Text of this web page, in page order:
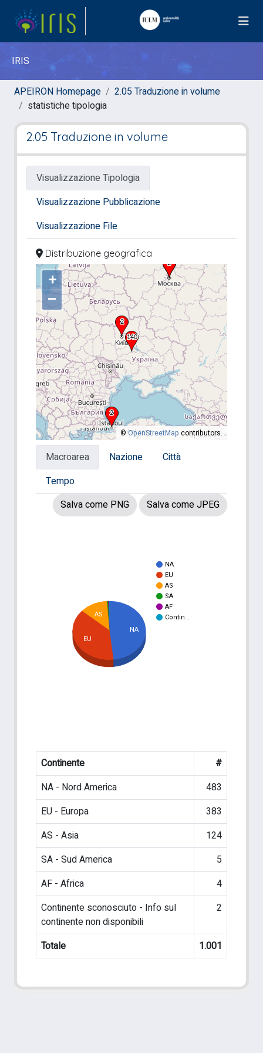
IRIS
APEIRON Homepage
2.05 Traduzione in volume
statistiche tipologia
2.05 Traduzione in volume
Visualizzazione Tipologia
Visualizzazione Pubblicazione
Visualizzazione File
Distribuzione geografica
+
–
©OpenStreetMap contributors.
Macroarea Nazione
Città
Tempo
Salva come PNG
Salva come JPEG
NA
EU
AS
SA
AF
Contin…
NA
AS
EU
Continente
#
NA - Nord America
483
EU - Europa
383
AS - Asia
124
SA - Sud America
5
AF - Africa
4
Continente sconosciuto - Info sul
continente non disponibili
2
Totale 1.001